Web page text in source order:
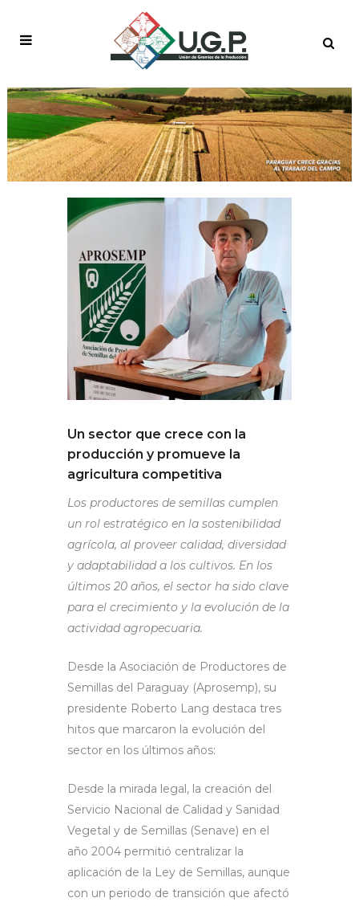
Un sector que crece con la
producción y promueve la
agricultura competitiva
Los productores de semillas cumplen
un rol estratégico en la sostenibilidad
agrícola, al proveer calidad, diversidad
y adaptabilidad a los cultivos. En los
últimos 20 años, el sector ha sido clave
para el crecimiento y la evolución de la
actividad agropecuaria.
Desde la Asociación de Productores de
Semillas del Paraguay (Aprosemp), su
presidente Roberto Lang destaca tres
hitos que marcaron la evolución del
sector en los últimos años:
Desde la mirada legal, la creación del
Servicio Nacional de Calidad y Sanidad
Vegetal y de Semillas (Senave) en el
año 2004 permitió centralizar la
aplicación de la Ley de Semillas, aunque
con un periodo de transición que afectó